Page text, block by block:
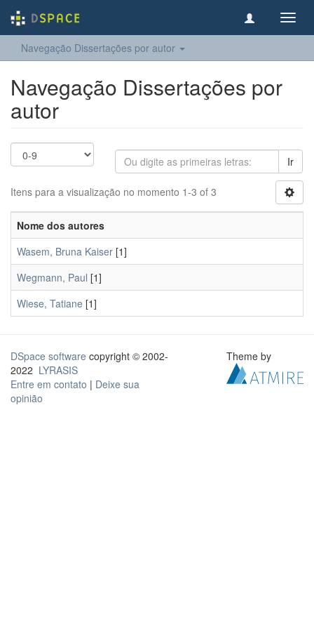
Navegação Dissertações por autor
Navegação Dissertações por
autor
Ir
Itens para a visualização no momento 1-3 of 3
Nome dos autores
Wasem, Bruna Kaiser [1]
Wegmann, Paul [1]
Wiese, Tatiane [1]
DSpace software copyright © 2002-
2022 LYRASIS
Entre em contato | Deixe sua
opinião
Theme by